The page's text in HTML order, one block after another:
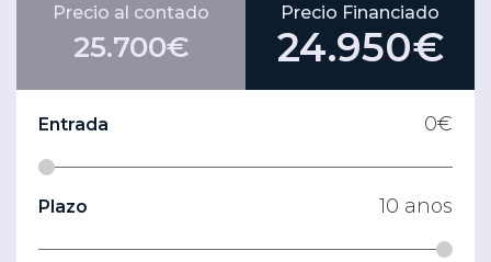
Precio al contado
25.700€
Precio Financiado
24.950€
Entrada 0€
Plazo 10 anos